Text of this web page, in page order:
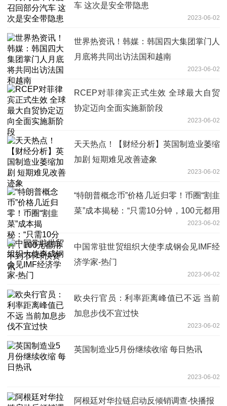
车 这次是安全带隐患
2023-06-02
世界热资讯！韩媒：韩国四大集团掌门人
月底将共同出访法国和越南
2023-06-02
RCEP对菲律宾正式生效 全球最大自贸
协定迈向全面实施新阶段
2023-06-02
天天热点！【财经分析】英国制造业萎缩
加剧 短期难见改善迹象
2023-06-02
“特朗普概念币”价格几近归零！币圈“割韭
菜”成本揭秘：“只需10分钟，100元都用
2023-06-02
中国常驻世贸组织大使李成钢会见IMF经
济学家-热门
2023-06-02
欧央行官员：利率距离峰值已不远 当前
加息步伐不宜过快
2023-06-02
英国制造业5月份继续收缩 每日热讯
2023-06-02
阿根廷对华拉链启动反倾销调查-快播报